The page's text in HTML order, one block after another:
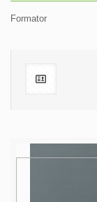
Formator